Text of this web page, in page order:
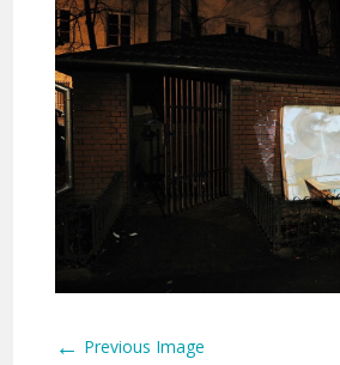
← Previous Image